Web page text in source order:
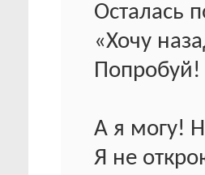
Осталась
«Хочу
А я могу!
Я не